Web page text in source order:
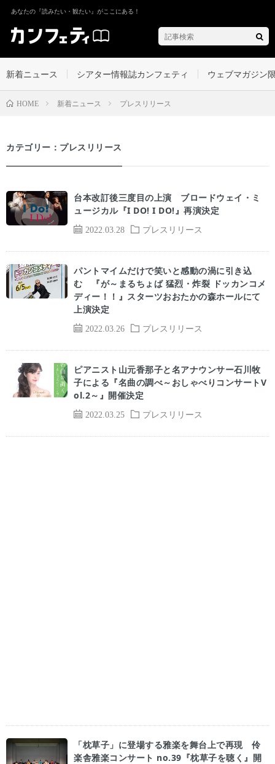
あなたの『読みたい・観たい』がここにある！
新着ニュース シアター情報誌カンフェティ ウェブマガジン
HOME 新着ニュース プレスリリース
カテゴリー：プレスリリース
2022.03.28 プレスリリース
台本改訂後三度目の上演 ブロードウェイ・ミ
ュージカル『I DO! I DO!』再演決定
2022.03.26 プレスリリース
パントマイムだけで笑いと感動の渦に引き込
む 『が～まるちょば 猛烈・炸裂 ドッカンコメ
ディー！！』スターツおおたかの森ホールにて
上演決定
2022.03.25 プレスリリース
ピアニスト山元香那子と名アナウンサー石川牧
子による『名曲の調べ～おしゃべりコンサートV
ol.2～』開催決定
「枕草子」に登場する雅楽を舞台上で再現 伶
楽舎雅楽コンサート no.39『枕草子を聴く』開